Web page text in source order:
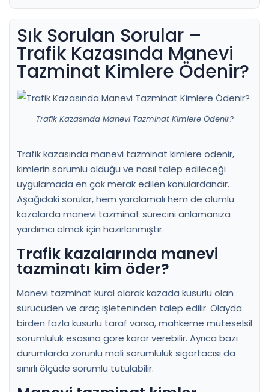
Sık Sorulan Sorular –
Trafik Kazasında Manevi
Tazminat Kimlere Ödenir?
Trafik Kazasında Manevi Tazminat Kimlere Ödenir?
Trafik kazasında manevi tazminat kimlere ödenir,
kimlerin sorumlu olduğu ve nasıl talep edileceği
uygulamada en çok merak edilen konulardandır.
Aşağıdaki sorular, hem yaralamalı hem de ölümlü
kazalarda manevi tazminat sürecini anlamanıza
yardımcı olmak için hazırlanmıştır.
Trafik kazalarında manevi
tazminatı kim öder?
Manevi tazminat kural olarak kazada kusurlu olan
sürücüden ve araç işleteninden talep edilir. Olayda
birden fazla kusurlu taraf varsa, mahkeme müteselsil
sorumluluk esasına göre karar verebilir. Ayrıca bazı
durumlarda zorunlu mali sorumluluk sigortacısı da
sınırlı ölçüde sorumlu tutulabilir.